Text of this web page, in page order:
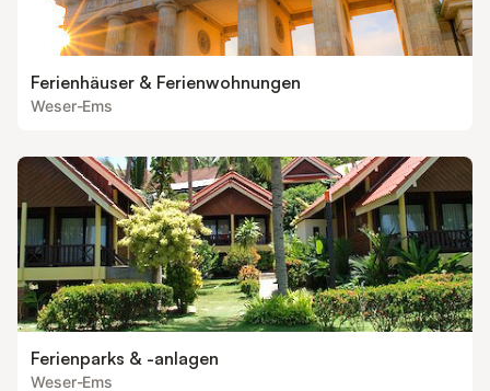
Ferienhäuser & Ferienwohnungen
Weser-Ems
Ferienparks & -anlagen
Weser-Ems